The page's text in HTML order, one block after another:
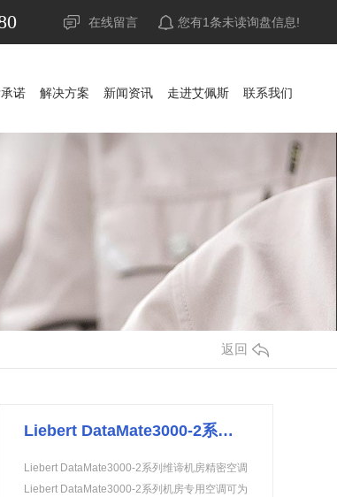
在线留言 您有1条未读询盘信息!
山特UPS电源
科士达UPS电源
维谛艾默生精密空调
诺
诺
解决方案
解决方案
新闻资讯
新闻资讯
闻 公司新闻
焦 时事聚焦
其他
走进艾佩斯
走进艾佩斯
联系我们
联系我们
返回
Liebert DataMate3000-2系列维谛机房精密空调
Liebert DataMate3000-2系列维谛机房精密空调
Liebert DataMate3000-2系列机房专用空调可为